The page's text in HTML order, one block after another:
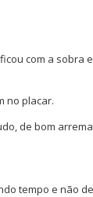
com a sobra
no placar.
de bom
tempo e não